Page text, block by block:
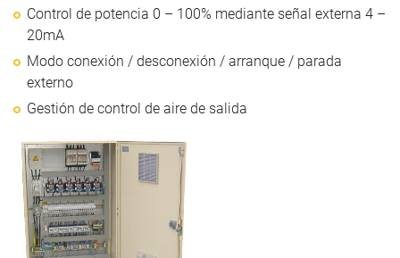
Control de potencia 0 – 100% mediante señal externa 4 –
20mA
Modo conexión / desconexión / arranque / parada
externo
Gestión de control de aire de salida